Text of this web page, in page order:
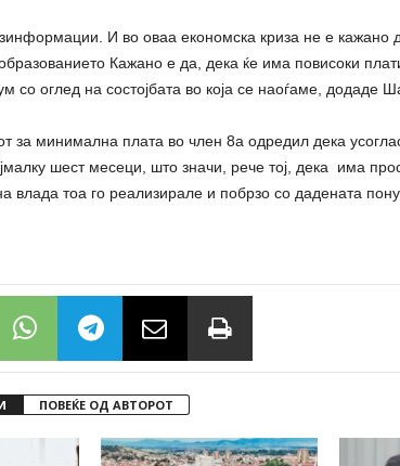
И во оваа економска криза не е кажано
Кажано е да, дека ќе има повисоки
со оглед на состојбата во која се наоѓаме, додаде
за минимална плата во член 8а одредил дека
шест месеци, што значи, рече тој, дека има
влада тоа го реализирале и побрзо со дадената
ПОВЕЌЕ ОД АВТОРОТ